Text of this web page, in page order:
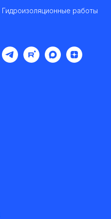
Гидроизоляционные работы